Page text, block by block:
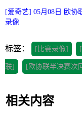
[爱奇艺] 05月08日 欧协
录像
标签： [比赛录像]
联] [欧协联半决赛次
相关内容